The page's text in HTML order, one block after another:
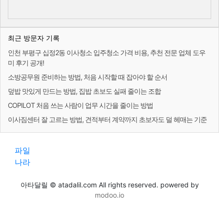
최근 방문자 기록
인천 부평구 십정2동 이사청소 입주청소 가격 비용, 추천 전문 업체 도우
미 후기 공개!
소방공무원 준비하는 방법, 처음 시작할 때 잡아야 할 순서
덮밥 맛있게 만드는 방법, 집밥 초보도 실패 줄이는 조합
COPILOT 처음 쓰는 사람이 업무 시간을 줄이는 방법
이사짐센터 잘 고르는 방법, 견적부터 계약까지 초보자도 덜 헤매는 기준
파일
나라
아타달릴 © atadalil.com All rights reserved. powered by
modoo.io